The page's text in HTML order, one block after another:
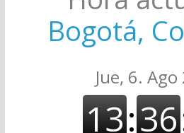
Bogotá,